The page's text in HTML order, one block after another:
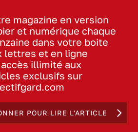
magazine en version
et numérique chaque
dans votre boite
lettres et en ligne
illimité aux
exclusifs sur
POUR LIRE L'ARTICLE